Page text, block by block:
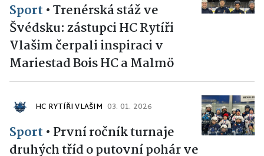
Sport •Trenérská stáž ve
Švédsku: zástupci HC Rytíři
Vlašim čerpali inspiraci v
Mariestad Bois HC a Malmö
HC RYTÍŘI VLAŠIM 03. 01. 2026
Sport • První ročník turnaje
druhých tříd o putovní pohár ve